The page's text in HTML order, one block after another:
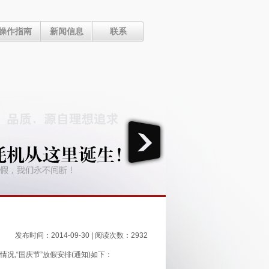
作指南 新闻信息 联系
发布时间：2014-09-30 | 阅读次数：2932
,“国庆节”放假安排(通知)如下：